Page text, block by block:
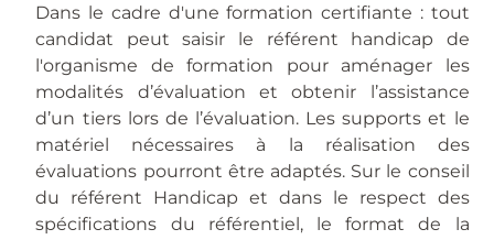
Dans le cadre d'une formation certifiante : tout
candidat peut saisir le référent handicap de
l'organisme de formation pour aménager les
modalités d’évaluation et obtenir l’assistance
d’un tiers lors de l’évaluation. Les supports et le
matériel nécessaires à la réalisation des
évaluations pourront être adaptés. Sur le conseil
du référent Handicap et dans le respect des
spécifications du référentiel, le format de la